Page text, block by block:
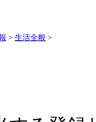
> 生活全般 >